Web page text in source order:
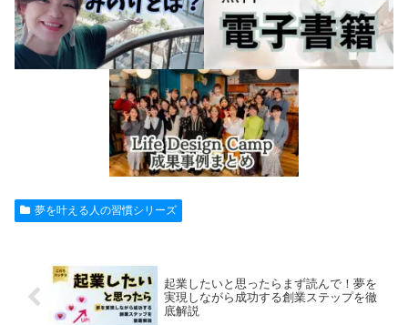
夢を叶える人の習慣シリーズ
起業したいと思ったらまず読んで！夢を
実現しながら成功する創業ステップを徹
底解説